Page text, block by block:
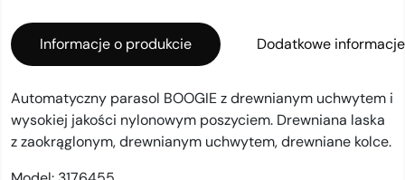
Informacje o produkcie Dodatkowe informacje
Automatyczny parasol BOOGIE z drewnianym uchwytem i
wysokiej jakości nylonowym poszyciem. Drewniana laska
z zaokrąglonym, drewnianym uchwytem, drewniane kolce.